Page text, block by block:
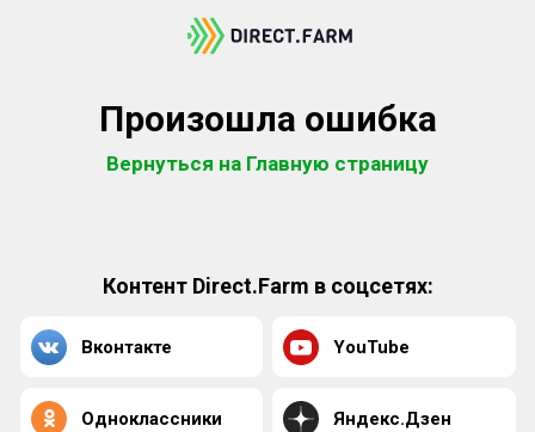
Произошла ошибка
Вернуться на Главную страницу
Контент Direct.Farm в соцсетях:
Вконтакте YouTube
Одноклассники Яндекс.Дзен